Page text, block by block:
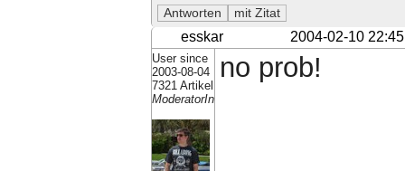
esskar 2004-02-10 22:45
User since
2003-08-04
7321 Artikel
ModeratorIn
no prob!